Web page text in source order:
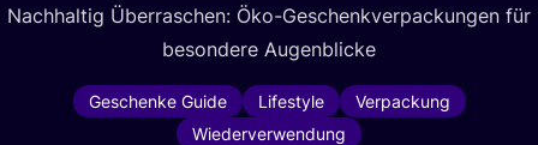
Nach­hal­tig Über­ra­schen: Öko-Geschenk­ver­pa­ckun­gen für
beson­de­re Augenblicke
Geschenke Guide Lifestyle
Verpackung
Wiederverwendung